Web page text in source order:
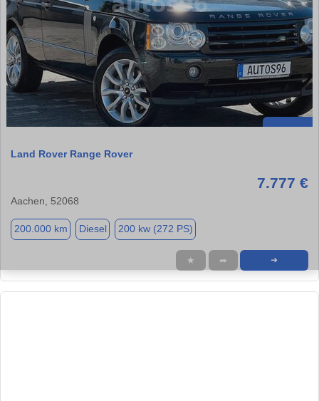
Land Rover Range Rover
7.777 €
Aachen, 52068
200.000 km Diesel 200 kw (272 PS)
★ ➦ ➜